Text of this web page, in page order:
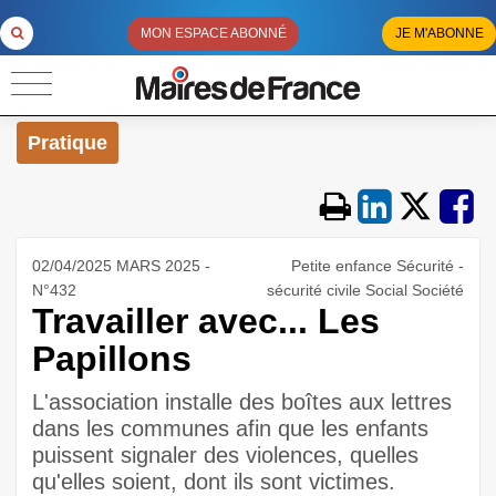
MON ESPACE ABONNÉ JE M'ABONNE
Pratique
02/04/2025 MARS 2025 -
N°432
Petite enfance Sécurité -
sécurité civile Social Société
Travailler avec... Les
Papillons
L'association installe des boîtes aux lettres
dans les communes afin que les enfants
puissent signaler des violences, quelles
qu'elles soient, dont ils sont victimes.